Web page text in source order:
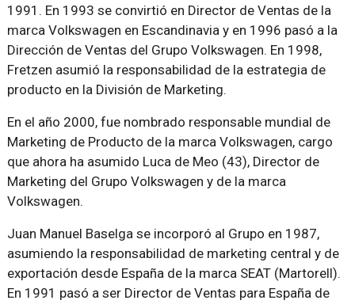
1991. En 1993 se convirtió en Director de Ventas de la
marca Volkswagen en Escandinavia y en 1996 pasó a la
Dirección de Ventas del Grupo Volkswagen. En 1998,
Fretzen asumió la responsabilidad de la estrategia de
producto en la División de Marketing.
En el año 2000, fue nombrado responsable mundial de
Marketing de Producto de la marca Volkswagen, cargo
que ahora ha asumido Luca de Meo (43), Director de
Marketing del Grupo Volkswagen y de la marca
Volkswagen.
Juan Manuel Baselga se incorporó al Grupo en 1987,
asumiendo la responsabilidad de marketing central y de
exportación desde España de la marca SEAT (Martorell).
En 1991 pasó a ser Director de Ventas para España de